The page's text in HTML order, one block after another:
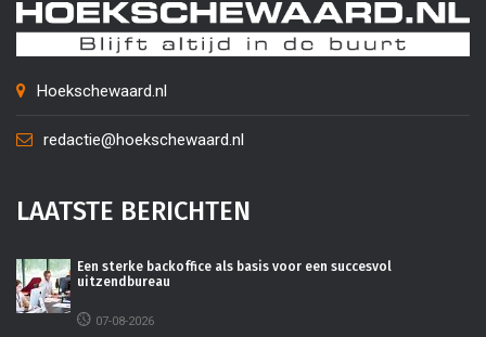
Hoekschewaard.nl
redactie@hoekschewaard.nl
LAATSTE BERICHTEN
Een sterke backoffice als basis voor een succesvol
uitzendbureau
07-08-2026